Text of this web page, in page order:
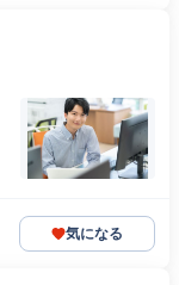
気になる